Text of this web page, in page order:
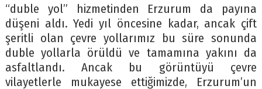
“duble yol” hizmetinden Erzurum da payına
düşeni aldı. Yedi yıl öncesine kadar, ancak çift
şeritli olan çevre yollarımız bu süre sonunda
duble yollarla örüldü ve tamamına yakını da
asfaltlandı. Ancak bu görüntüyü çevre
vilayetlerle mukayese ettiğimizde, Erzurum’un